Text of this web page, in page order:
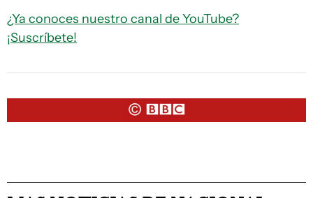
¿Ya conoces nuestro canal de YouTube?
¡Suscríbete!